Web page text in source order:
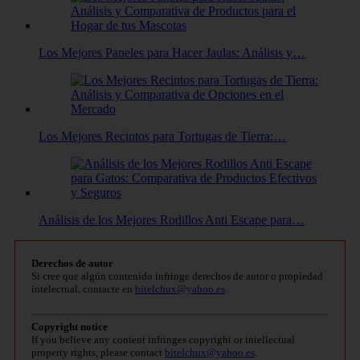
Los Mejores Paneles para Hacer Jaulas: Análisis y…
Los Mejores Recintos para Tortugas de Tierra:…
Análisis de los Mejores Rodillos Anti Escape para…
Derechos de autor
Si cree que algún contenido infringe derechos de autor o propiedad
intelectual, contacte en bitelchux@yahoo.es.
Copyright notice
If you believe any content infringes copyright or intellectual
property rights, please contact bitelchux@yahoo.es.